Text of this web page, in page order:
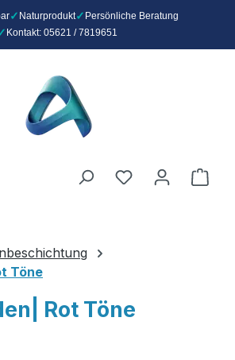
Naturprodukt
Persönliche Beratung
Kontakt: 05621 / 7819651
Du hast 0
Töne
Rot Töne